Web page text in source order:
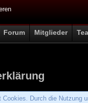
Forum Mitglieder
Cookies. Durch die Nutzung